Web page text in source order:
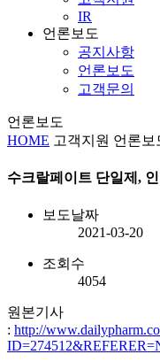
IR
언론보도
공지사항
언론보도
고객문의
언론보도
HOME 고객지원 언론보
수크랄페이트 단일제,
보도날짜
2021-03-20
조회수
4054
원본기사
: http://